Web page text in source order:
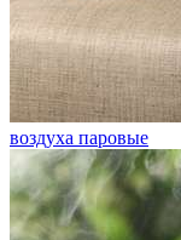
воздуха паровые